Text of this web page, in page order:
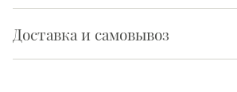
Доставка и самовывоз